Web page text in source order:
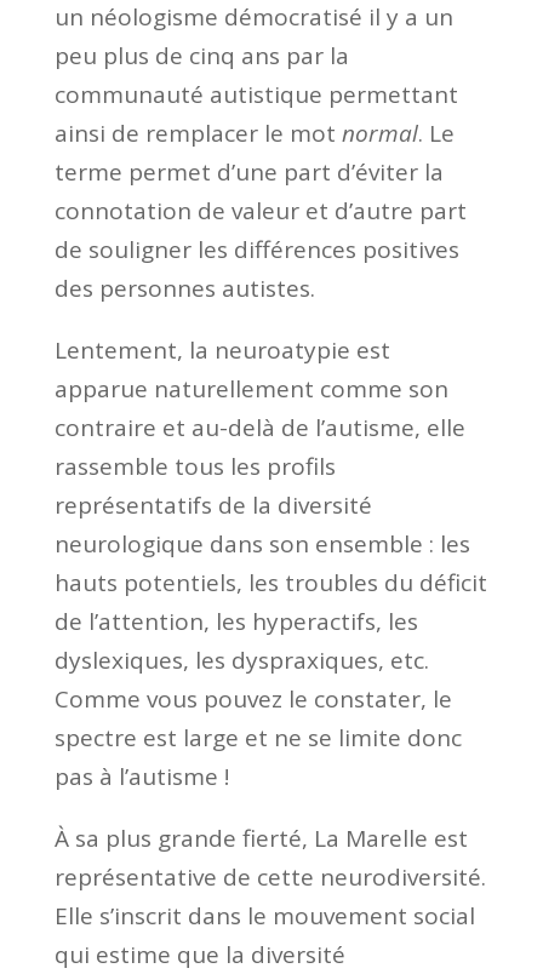
un néologisme démocratisé il y a un
peu plus de cinq ans par la
communauté autistique permettant
ainsi de remplacer le mot normal. Le
terme permet d’une part d’éviter la
connotation de valeur et d’autre part
de souligner les différences positives
des personnes autistes.
Lentement, la neuroatypie est
apparue naturellement comme son
contraire et au-delà de l’autisme, elle
rassemble tous les profils
représentatifs de la diversité
neurologique dans son ensemble : les
hauts potentiels, les troubles du déficit
de l’attention, les hyperactifs, les
dyslexiques, les dyspraxiques, etc.
Comme vous pouvez le constater, le
spectre est large et ne se limite donc
pas à l’autisme !
À sa plus grande fierté, La Marelle est
représentative de cette neurodiversité.
Elle s’inscrit dans le mouvement social
qui estime que la diversité